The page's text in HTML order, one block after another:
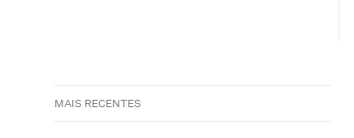
MAIS RECENTES